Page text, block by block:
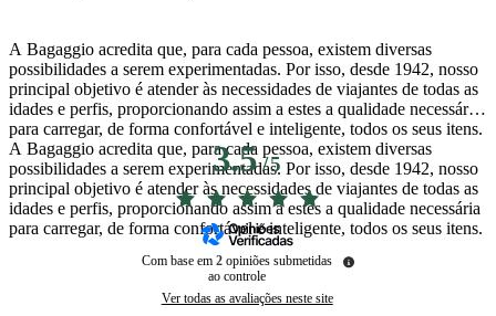
A Bagaggio acredita que, para cada pessoa, existem diversas
possibilidades a serem experimentadas. Por isso, desde 1942, nosso
principal objetivo é atender às necessidades de viajantes de todas as
idades e perfis, proporcionando assim a estes a qualidade necessária
para carregar, de forma confortável e inteligente, todos os seus itens.
A Bagaggio acredita que, para cada pessoa, existem diversas
possibilidades a serem experimentadas. Por isso, desde 1942, nosso
principal objetivo é atender às necessidades de viajantes de todas as
idades e perfis, proporcionando assim a estes a qualidade necessária
para carregar, de forma confortável e inteligente, todos os seus itens.
3.5/5
Com base em2 opiniões submetidas
ao controle
Ver todas as avaliações neste site